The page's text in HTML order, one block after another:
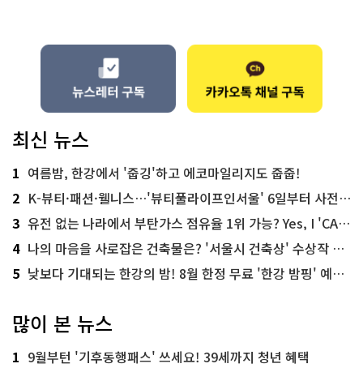
최신 뉴스
1 여름밤, 한강에서 '줍깅'하고 에코마일리지도 줍줍!
2 K-뷰티·패션·웰니스…'뷰티풀라이프인서울' 6일부터 사전 예약
3 유전 없는 나라에서 부탄가스 점유율 1위 가능? Yes, I 'CAN'
4 나의 마음을 사로잡은 건축물은? '서울시 건축상' 수상작 공개!
5 낮보다 기대되는 한강의 밤! 8월 한정 무료 '한강 밤핑' 예약은?
많이 본 뉴스
1 9월부턴 '기후동행패스' 쓰세요! 39세까지 청년 혜택